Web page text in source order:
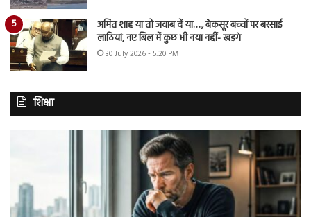
अमित शाह या तो जवाब दें या…., बेकसूर बच्चों पर बरसाई
लाठियां, नए बिल में कुछ भी नया नहीं- खड़गे
30 July 2026 - 5:20 PM
शिक्षा